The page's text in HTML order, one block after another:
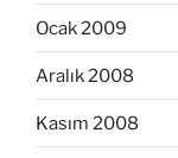
Ocak 2009
Aralık 2008
Kasım 2008